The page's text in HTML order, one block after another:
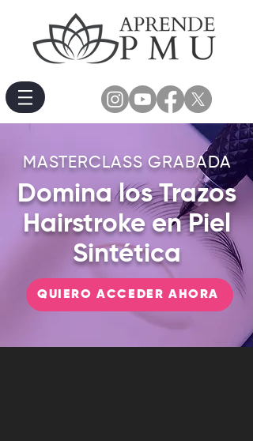
MASTERCLASS GRABADA
Domina los Trazos
Hairstroke en Piel
Sintética
QUIERO ACCEDER AHORA